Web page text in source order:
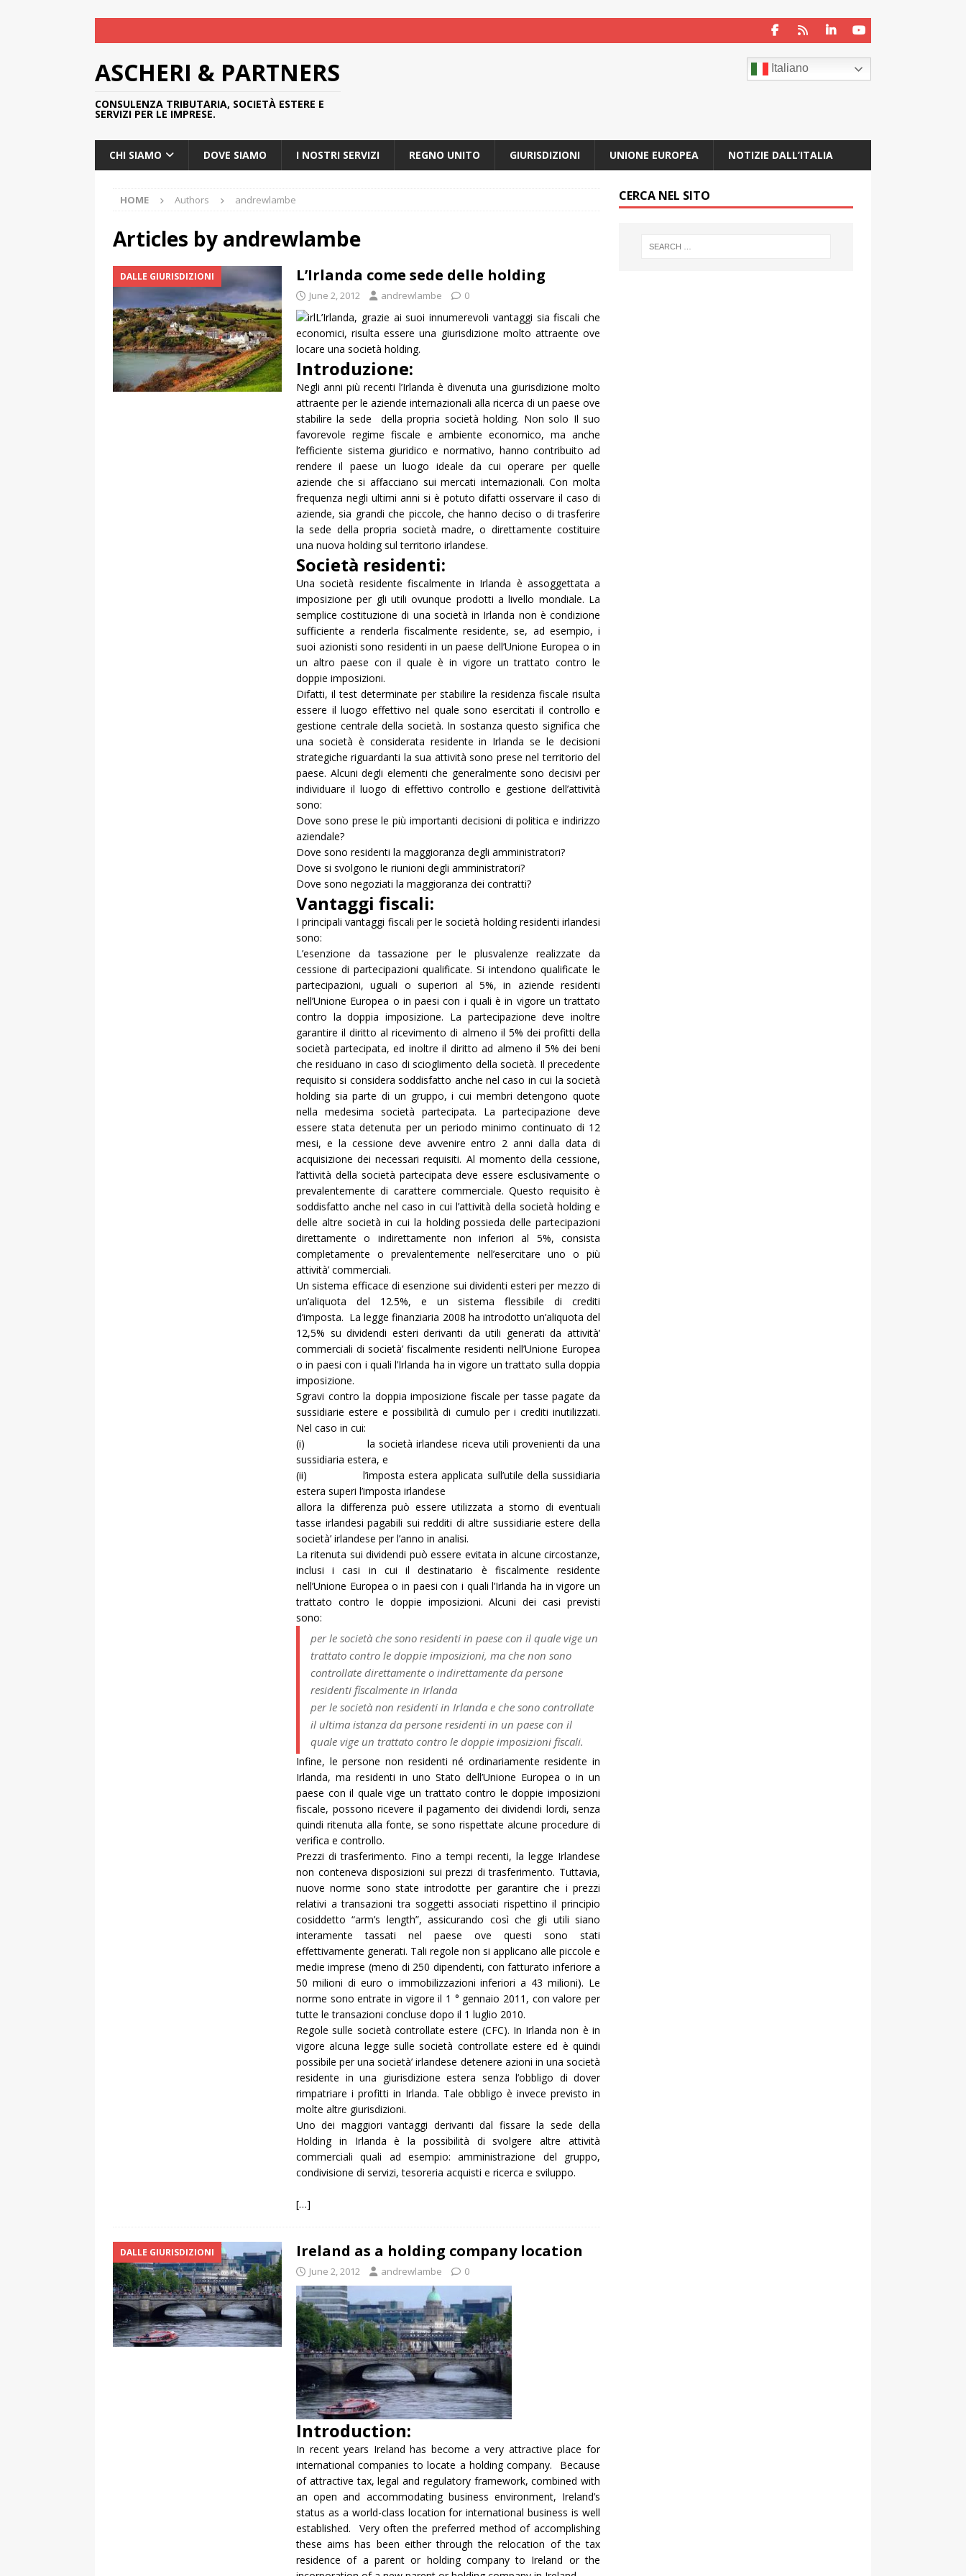
ASCHERI & PARTNERS
CONSULENZA TRIBUTARIA, SOCIETÀ ESTERE E
SERVIZI PER LE IMPRESE.
Italiano
CHI SIAMO DOVE SIAMO I NOSTRI SERVIZI REGNO UNITO GIURISDIZIONI UNIONE EUROPEA NOTIZIE DALL’ITALIA
HOME Authors andrewlambe
Articles by andrewlambe
DALLE GIURISDIZIONI L’Irlanda come sede delle holding
June 2, 2012 andrewlambe 0
L’Irlanda, grazie ai suoi innumerevoli vantaggi sia fiscali che
economici, risulta essere una giurisdizione molto attraente ove
locare una società holding.
Introduzione:
Negli anni più recenti l’Irlanda è divenuta una giurisdizione molto
attraente per le aziende internazionali alla ricerca di un paese ove
stabilire la sede della propria società holding. Non solo Il suo
favorevole regime fiscale e ambiente economico, ma anche
l’efficiente sistema giuridico e normativo, hanno contribuito ad
rendere il paese un luogo ideale da cui operare per quelle
aziende che si affacciano sui mercati internazionali. Con molta
frequenza negli ultimi anni si è potuto difatti osservare il caso di
aziende, sia grandi che piccole, che hanno deciso o di trasferire
la sede della propria società madre, o direttamente costituire
una nuova holding sul territorio irlandese.
Società residenti:
Una società residente fiscalmente in Irlanda è assoggettata a
imposizione per gli utili ovunque prodotti a livello mondiale. La
semplice costituzione di una società in Irlanda non è condizione
sufficiente a renderla fiscalmente residente, se, ad esempio, i
suoi azionisti sono residenti in un paese dell’Unione Europea o in
un altro paese con il quale è in vigore un trattato contro le
doppie imposizioni.
Difatti, il test determinate per stabilire la residenza fiscale risulta
essere il luogo effettivo nel quale sono esercitati il controllo e
gestione centrale della società. In sostanza questo significa che
una società è considerata residente in Irlanda se le decisioni
strategiche riguardanti la sua attività sono prese nel territorio del
paese. Alcuni degli elementi che generalmente sono decisivi per
individuare il luogo di effettivo controllo e gestione dell’attività
sono:
Dove sono prese le più importanti decisioni di politica e indirizzo
aziendale?
Dove sono residenti la maggioranza degli amministratori?
Dove si svolgono le riunioni degli amministratori?
Dove sono negoziati la maggioranza dei contratti?
Vantaggi fiscali:
I principali vantaggi fiscali per le società holding residenti irlandesi
sono:
L’esenzione da tassazione per le plusvalenze realizzate da
cessione di partecipazioni qualificate. Si intendono qualificate le
partecipazioni, uguali o superiori al 5%, in aziende residenti
nell’Unione Europea o in paesi con i quali è in vigore un trattato
contro la doppia imposizione. La partecipazione deve inoltre
garantire il diritto al ricevimento di almeno il 5% dei profitti della
società partecipata, ed inoltre il diritto ad almeno il 5% dei beni
che residuano in caso di scioglimento della società. Il precedente
requisito si considera soddisfatto anche nel caso in cui la società
holding sia parte di un gruppo, i cui membri detengono quote
nella medesima società partecipata. La partecipazione deve
essere stata detenuta per un periodo minimo continuato di 12
mesi, e la cessione deve avvenire entro 2 anni dalla data di
acquisizione dei necessari requisiti. Al momento della cessione,
l’attività della società partecipata deve essere esclusivamente o
prevalentemente di carattere commerciale. Questo requisito è
soddisfatto anche nel caso in cui l’attività della società holding e
delle altre società in cui la holding possieda delle partecipazioni
direttamente o indirettamente non inferiori al 5%, consista
completamente o prevalentemente nell’esercitare uno o più
attività’ commerciali.
Un sistema efficace di esenzione sui dividenti esteri per mezzo di
un’aliquota del 12.5%, e un sistema flessibile di crediti
d’imposta. La legge finanziaria 2008 ha introdotto un’aliquota del
12,5% su dividendi esteri derivanti da utili generati da attività’
commerciali di società’ fiscalmente residenti nell’Unione Europea
o in paesi con i quali l’Irlanda ha in vigore un trattato sulla doppia
imposizione.
Sgravi contro la doppia imposizione fiscale per tasse pagate da
sussidiarie estere e possibilità di cumulo per i crediti inutilizzati.
Nel caso in cui:
(i) la società irlandese riceva utili provenienti da una
sussidiaria estera, e
(ii) l’imposta estera applicata sull’utile della sussidiaria
estera superi l’imposta irlandese
allora la differenza può essere utilizzata a storno di eventuali
tasse irlandesi pagabili sui redditi di altre sussidiarie estere della
società’ irlandese per l’anno in analisi.
La ritenuta sui dividendi può essere evitata in alcune circostanze,
inclusi i casi in cui il destinatario è fiscalmente residente
nell’Unione Europea o in paesi con i quali l’Irlanda ha in vigore un
trattato contro le doppie imposizioni. Alcuni dei casi previsti
sono:
per le società che sono residenti in paese con il quale vige un
trattato contro le doppie imposizioni, ma che non sono
controllate direttamente o indirettamente da persone
residenti fiscalmente in Irlanda
per le società non residenti in Irlanda e che sono controllate
il ultima istanza da persone residenti in un paese con il
quale vige un trattato contro le doppie imposizioni fiscali.
Infine, le persone non residenti né ordinariamente residente in
Irlanda, ma residenti in uno Stato dell’Unione Europea o in un
paese con il quale vige un trattato contro le doppie imposizioni
fiscale, possono ricevere il pagamento dei dividendi lordi, senza
quindi ritenuta alla fonte, se sono rispettate alcune procedure di
verifica e controllo.
Prezzi di trasferimento. Fino a tempi recenti, la legge Irlandese
non conteneva disposizioni sui prezzi di trasferimento. Tuttavia,
nuove norme sono state introdotte per garantire che i prezzi
relativi a transazioni tra soggetti associati rispettino il principio
cosiddetto “arm’s length”, assicurando così che gli utili siano
interamente tassati nel paese ove questi sono stati
effettivamente generati. Tali regole non si applicano alle piccole e
medie imprese (meno di 250 dipendenti, con fatturato inferiore a
50 milioni di euro o immobilizzazioni inferiori a 43 milioni). Le
norme sono entrate in vigore il 1 ° gennaio 2011, con valore per
tutte le transazioni concluse dopo il 1 luglio 2010.
Regole sulle società controllate estere (CFC). In Irlanda non è in
vigore alcuna legge sulle società controllate estere ed è quindi
possibile per una società’ irlandese detenere azioni in una società
residente in una giurisdizione estera senza l’obbligo di dover
rimpatriare i profitti in Irlanda. Tale obbligo è invece previsto in
molte altre giurisdizioni.
Uno dei maggiori vantaggi derivanti dal fissare la sede della
Holding in Irlanda è la possibilità di svolgere altre attività
commerciali quali ad esempio: amministrazione del gruppo,
condivisione di servizi, tesoreria acquisti e ricerca e sviluppo.
[…]
DALLE GIURISDIZIONI Ireland as a holding company location
June 2, 2012 andrewlambe 0
Introduction:
In recent years Ireland has become a very attractive place for
international companies to locate a holding company. Because
of attractive tax, legal and regulatory framework, combined with
an open and accommodating business environment, Ireland’s
status as a world-class location for international business is well
established. Very often the preferred method of accomplishing
these aims has been either through the relocation of the tax
residence of a parent or holding company to Ireland or the
CERCA NEL SITO